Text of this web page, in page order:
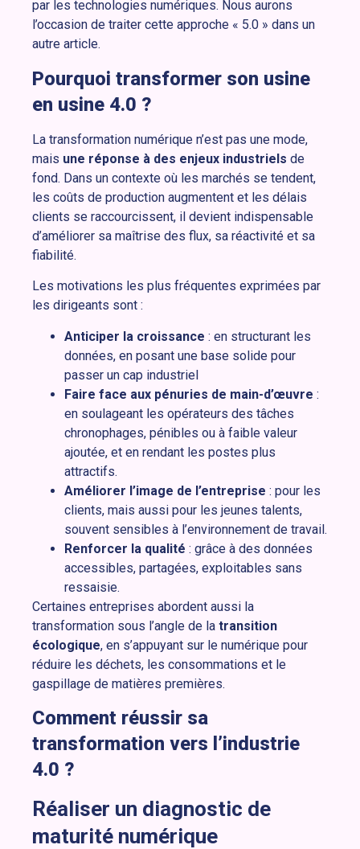
par les technologies numériques. Nous aurons
l’occasion de traiter cette approche « 5.0 » dans un
autre article.
Pourquoi transformer son usine
en usine 4.0 ?
La transformation numérique n’est pas une mode,
mais une réponse à des enjeux industriels de
fond. Dans un contexte où les marchés se tendent,
les coûts de production augmentent et les délais
clients se raccourcissent, il devient indispensable
d’améliorer sa maîtrise des flux, sa réactivité et sa
fiabilité.
Les motivations les plus fréquentes exprimées par
les dirigeants sont :
Anticiper la croissance : en structurant les
données, en posant une base solide pour
passer un cap industriel
Faire face aux pénuries de main-d’œuvre :
en soulageant les opérateurs des tâches
chronophages, pénibles ou à faible valeur
ajoutée, et en rendant les postes plus
attractifs.
Améliorer l’image de l’entreprise : pour les
clients, mais aussi pour les jeunes talents,
souvent sensibles à l’environnement de travail.
Renforcer la qualité : grâce à des données
accessibles, partagées, exploitables sans
ressaisie.
Certaines entreprises abordent aussi la
transformation sous l’angle de la transition
écologique, en s’appuyant sur le numérique pour
réduire les déchets, les consommations et le
gaspillage de matières premières.
Comment réussir sa
transformation vers l’industrie
4.0 ?
Réaliser un diagnostic de
maturité numérique